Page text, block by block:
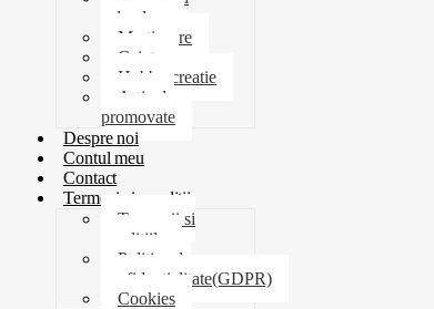
calendare
Martisoare
Caiete
Hobby creatie
Articole
promovate
Despre noi
Contul meu
Contact
Termeni si conditii
Termenii si
conditiile
Politica de
confidentialitate(GDPR)
Cookies